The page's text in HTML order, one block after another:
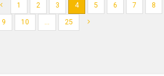
1 2 3 4 5 6 7 8
9 10 ... 25